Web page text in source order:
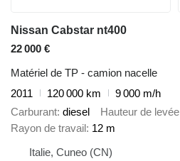
Nissan Cabstar nt400
22 000 €
Matériel de TP - camion nacelle
2011
120 000 km
9 000 m/h
Carburant diesel Hauteur de levée
Rayon de travail 12 m
Italie, Cuneo (CN)